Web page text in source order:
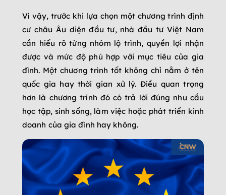
Vì vậy, trước khi lựa chọn một chương trình định
cư châu Âu diện đầu tư, nhà đầu tư Việt Nam
cần hiểu rõ từng nhóm lộ trình, quyền lợi nhận
được và mức độ phù hợp với mục tiêu của gia
đình. Một chương trình tốt không chỉ nằm ở tên
quốc gia hay thời gian xử lý. Điều quan trọng
hơn là chương trình đó có trả lời đúng nhu cầu
học tập, sinh sống, làm việc hoặc phát triển kinh
doanh của gia đình hay không.